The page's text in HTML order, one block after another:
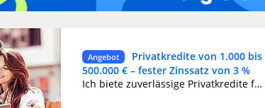
Angebot
Privatkredite von 1.000 bis
500.000 € – fester Zinssatz von 3 %
Ich biete zuverlässige Privatkredite für alle – Arbeitnehmer, Selbstständige, Rentner und Menschen in vorübergehenden Schwierigkeiten. Beträge von 1.000 bis 500.000 € mit einem festen Zinssatz von 3 % pro Jahr. Flexible Rückzahlung. Keine versteckten Gebühren oder unangenehmen Überraschungen. Schnelle und diskrete Bearbeitung Ihrer Anfrage. ???? Kontaktieren Sie mich per E-Mail: frankorakar14@gmail.com ???? oder per WhatsApp: +386 70 115 843